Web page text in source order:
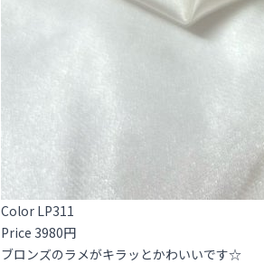
Color LP311
Price 3980円
ブロンズのラメがキラッとかわいいです☆